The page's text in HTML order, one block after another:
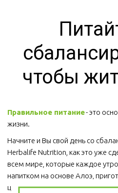
чтобы
Правильное питание - это
жизни.
Начните и Вы свой день со
Herbalife Nutrition, как это уже
всем мире, которые каждое
напитком на основе Алоэ,
ценного сорта Алоэ Вера,